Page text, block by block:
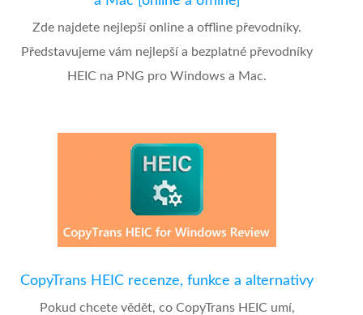
Zde najdete nejlepší online a offline převodníky.
Představujeme vám nejlepší a bezplatné převodníky
HEIC na PNG pro Windows a Mac.
CopyTrans HEIC recenze, funkce a alternativy
Pokud chcete vědět, co CopyTrans HEIC umí,